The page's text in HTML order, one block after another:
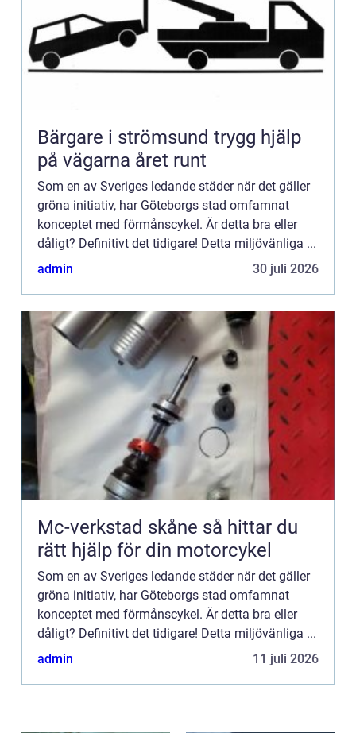
Bärgare i strömsund trygg hjälp
på vägarna året runt
Som en av Sveriges ledande städer när det gäller
gröna initiativ, har Göteborgs stad omfamnat
konceptet med förmånscykel. Är detta bra eller
dåligt? Definitivt det tidigare! Detta miljövänliga ...
admin
30 juli 2026
Mc-verkstad skåne så hittar du
rätt hjälp för din motorcykel
Som en av Sveriges ledande städer när det gäller
gröna initiativ, har Göteborgs stad omfamnat
konceptet med förmånscykel. Är detta bra eller
dåligt? Definitivt det tidigare! Detta miljövänliga ...
admin
11 juli 2026